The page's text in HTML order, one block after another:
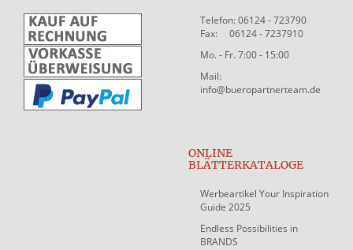
Telefon: 06124 - 723790
Fax: 06124 - 7237910
Mo. - Fr. 7:00 - 15:00
Mail:
info@bueropartnerteam.de
ONLINE
BLÄTTERKATALOGE
Werbeartikel Your Inspiration
Guide 2025
Endless Possibilities in
BRANDS